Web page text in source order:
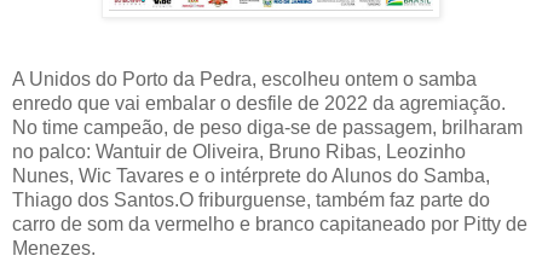
A Unidos do Porto da Pedra, escolheu ontem o samba
enredo que vai embalar o desfile de 2022 da agremiação.
No time campeão, de peso diga-se de passagem, brilharam
no palco: Wantuir de Oliveira, Bruno Ribas, Leozinho
Nunes, Wic Tavares e o intérprete do Alunos do Samba,
Thiago dos Santos.O friburguense, também faz parte do
carro de som da vermelho e branco capitaneado por Pitty de
Menezes.